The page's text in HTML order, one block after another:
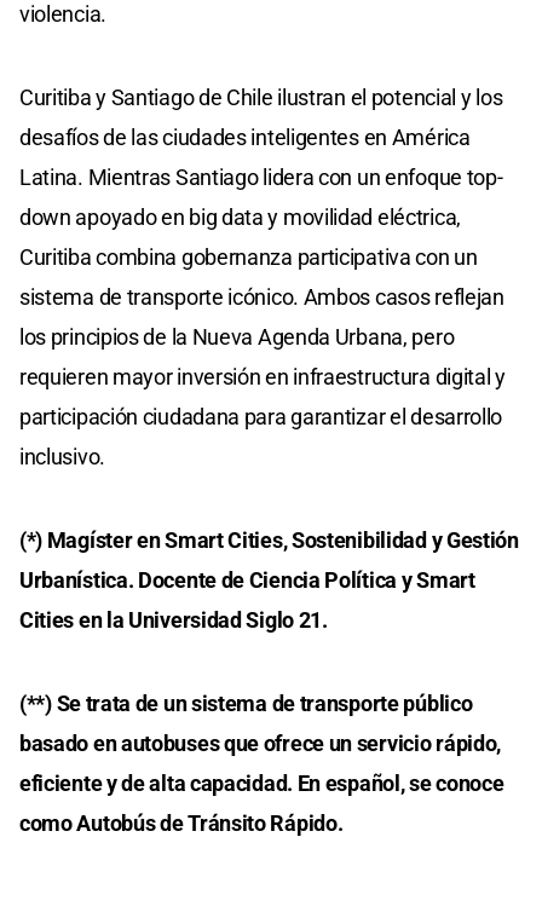
violencia.
Curitiba y Santiago de Chile ilustran el potencial y los
desafíos de las ciudades inteligentes en América
Latina. Mientras Santiago lidera con un enfoque top-
down apoyado en big data y movilidad eléctrica,
Curitiba combina gobernanza participativa con un
sistema de transporte icónico. Ambos casos reflejan
los principios de la Nueva Agenda Urbana, pero
requieren mayor inversión en infraestructura digital y
participación ciudadana para garantizar el desarrollo
inclusivo.
(*) Magíster en Smart Cities, Sostenibilidad y Gestión
Urbanística. Docente de Ciencia Política y Smart
Cities en la Universidad Siglo 21.
(**) Se trata de un sistema de transporte público
basado en autobuses que ofrece un servicio rápido,
eficiente y de alta capacidad. En español, se conoce
como Autobús de Tránsito Rápido.